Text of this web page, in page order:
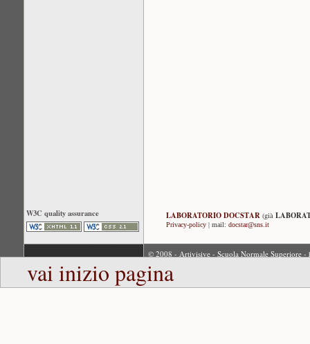
W3C quality assurance LABORATORIO DOCSTAR (già
Privacy-policy | mail: docstar@sns.it
© 2008 - Artivisive - Scuola Normale Superiore -
vai inizio pagina